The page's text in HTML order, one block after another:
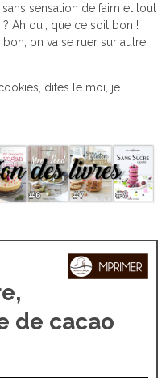
sans sensation de faim et tout
Ah oui, que ce soit bon !
bon, on va se ruer sur autre
dites le moi, je
de cacao